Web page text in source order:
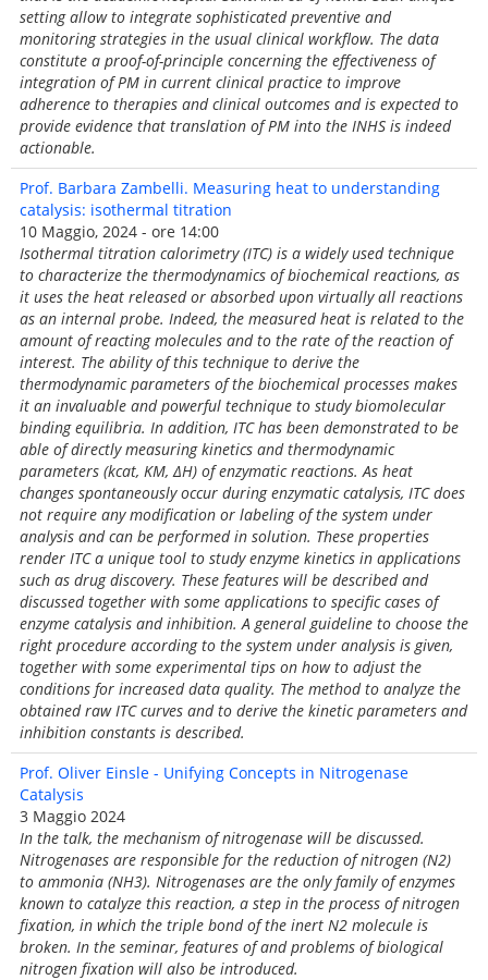
setting allow to integrate sophisticated preventive and
monitoring strategies in the usual clinical workflow. The data
constitute a proof-of-principle concerning the effectiveness of
integration of PM in current clinical practice to improve
adherence to therapies and clinical outcomes and is expected to
provide evidence that translation of PM into the INHS is indeed
actionable.
Prof. Barbara Zambelli. Measuring heat to understanding
catalysis: isothermal titration
10 Maggio, 2024 - ore 14:00
Isothermal titration calorimetry (ITC) is a widely used technique
to characterize the thermodynamics of biochemical reactions, as
it uses the heat released or absorbed upon virtually all reactions
as an internal probe. Indeed, the measured heat is related to the
amount of reacting molecules and to the rate of the reaction of
interest. The ability of this technique to derive the
thermodynamic parameters of the biochemical processes makes
it an invaluable and powerful technique to study biomolecular
binding equilibria. In addition, ITC has been demonstrated to be
able of directly measuring kinetics and thermodynamic
parameters (kcat, KM, ΔH) of enzymatic reactions. As heat
changes spontaneously occur during enzymatic catalysis, ITC does
not require any modification or labeling of the system under
analysis and can be performed in solution. These properties
render ITC a unique tool to study enzyme kinetics in applications
such as drug discovery. These features will be described and
discussed together with some applications to specific cases of
enzyme catalysis and inhibition. A general guideline to choose the
right procedure according to the system under analysis is given,
together with some experimental tips on how to adjust the
conditions for increased data quality. The method to analyze the
obtained raw ITC curves and to derive the kinetic parameters and
inhibition constants is described.
Prof. Oliver Einsle - Unifying Concepts in Nitrogenase
Catalysis
3 Maggio 2024
In the talk, the mechanism of nitrogenase will be discussed.
Nitrogenases are responsible for the reduction of nitrogen (N2)
to ammonia (NH3). Nitrogenases are the only family of enzymes
known to catalyze this reaction, a step in the process of nitrogen
fixation, in which the triple bond of the inert N2 molecule is
broken. In the seminar, features of and problems of biological
nitrogen fixation will also be introduced.